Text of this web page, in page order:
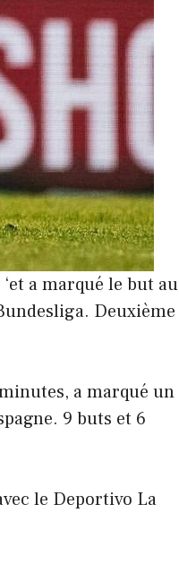
a marqué le but au
Deuxième
a marqué un
9 buts et 6
le Deportivo La